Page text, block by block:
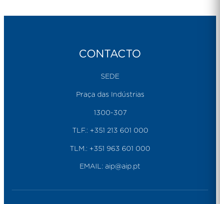
CONTACTO
SEDE
Praça das Indústrias
1300-307
TLF.: +351 213 601 000
TLM.: +351 963 601 000
EMAIL: aip@aip.pt